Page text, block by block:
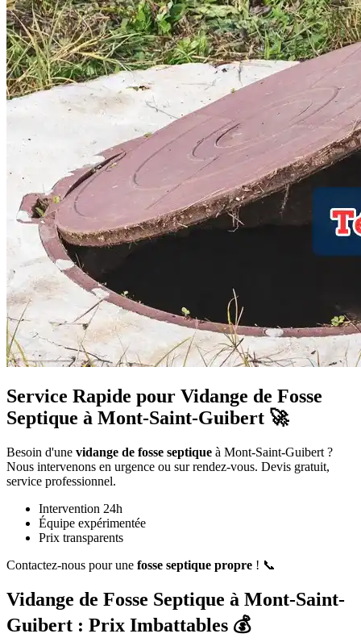
Service Rapide pour Vidange de Fosse
Septique à Mont-Saint-Guibert 🚀
Besoin d'une vidange de fosse septique à Mont-Saint-Guibert ?
Nous intervenons en urgence ou sur rendez-vous. Devis gratuit,
service professionnel.
Intervention 24h
Équipe expérimentée
Prix transparents
Contactez-nous pour une fosse septique propre ! 📞
Vidange de Fosse Septique à Mont-Saint-
Guibert : Prix Imbattables 💰